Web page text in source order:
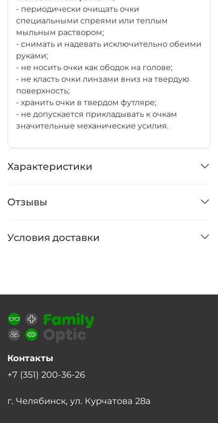
- периодически очищать очки
специальными спреями или теплым
мыльным раствором;
- снимать и надевать исключительно обеими
руками;
- не носить очки как ободок на голове;
- не класть очки линзами вниз на твердую
поверхность;
- хранить очки в твердом футляре;
- не допускается прикладывать к очкам
значительные механические усилия.
Характеристики
Отзывы
Условия доставки
Контакты
+7 (351) 200-36-26
г. Челябинск, ул. Курчатова 28а